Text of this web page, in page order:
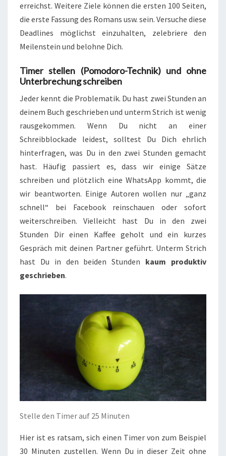
erreichst. Weitere Ziele können die ersten 100 Seiten,
die erste Fassung des Romans usw. sein. Versuche diese
Deadlines möglichst einzuhalten, zelebriere den
Meilenstein und belohne Dich.
Timer stellen (Pomodoro-Technik) und ohne
Unterbrechung schreiben
Jeder kennt die Problematik. Du hast zwei Stunden an
deinem Buch geschrieben und unterm Strich ist wenig
rausgekommen. Wenn Du nicht an einer
Schreibblockade leidest, solltest Du Dich ehrlich
hinterfragen, was Du in den zwei Stunden gemacht
hast. Häufig passiert es, dass wir einige Sätze
schreiben und plötzlich eine WhatsApp kommt, die
wir beantworten. Einige Autoren wollen nur „ganz
schnell“ bei Facebook reinschauen oder sofort
weiterschreiben. Vielleicht hast Du in den zwei
Stunden Dir einen Kaffee geholt und ein kurzes
Gespräch mit deinen Partner geführt. Unterm Strich
hast Du in den beiden Stunden kaum produktiv
geschrieben.
Stelle den Timer auf 25 Minuten
Hier ist es ratsam, sich einen Timer von zum Beispiel
30 Minuten zustellen. Wenn Du in dieser Zeit ohne